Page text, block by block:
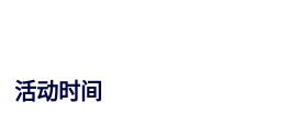
活动时间